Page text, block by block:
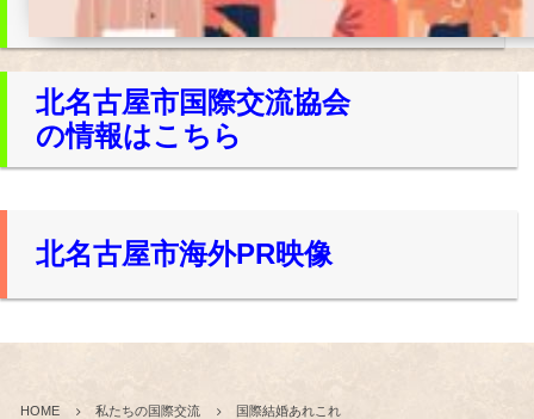
北名古屋市国際交流協会
の情報はこちら
北名古屋市海外PR映像
HOME 私たちの国際交流 国際結婚あれこれ